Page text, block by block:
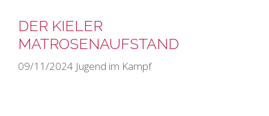
DER KIELER
MATROSENAUFSTAND
09/11/2024 Jugend im Kampf